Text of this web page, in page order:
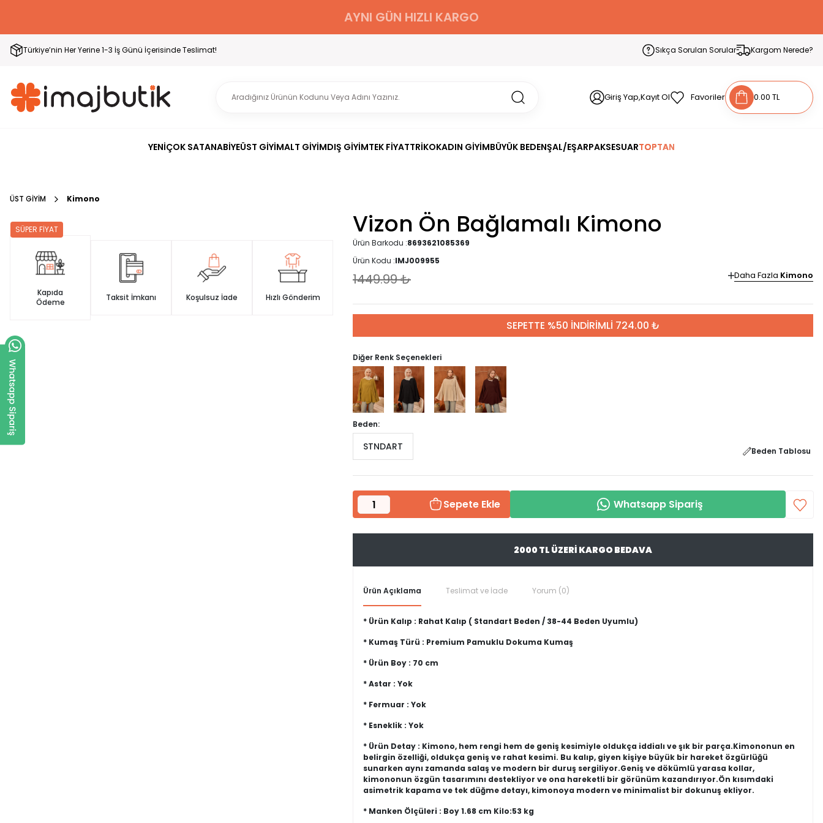
AYNI GÜN HIZLI KARGO
Türkiye’nin Her Yerine 1-3 İş Günü İçerisinde Teslimat! Sıkça Sorulan Sorular Kargom Nerede?
Giriş Yap,Kayıt Ol Favoriler 0.00 TL
YENİÇOK SATANABİYEÜST GİYİMALT GİYİMDIŞ GİYİMTEK FİYATTRİKOKADIN GİYİMBÜYÜK BEDENŞAL/EŞARPAKSESUARTOPTAN
ÜST GİYİM Kimono
SÜPER FİYAT
Kapıda
Ödeme
Taksit İmkanı Koşulsuz İade Hızlı Gönderim
Vizon Ön Bağlamalı Kimono
Ürün Barkodu :8693621085369
Ürün Kodu :IMJ009955
1449.99₺ Daha Fazla Kimono
SEPETTE %50 İNDİRİMLİ 724.00 ₺
Diğer Renk Seçenekleri
Beden:
STNDART Beden Tablosu
Sepete Ekle Whatsapp Sipariş
2000 TL ÜZERİ KARGO BEDAVA
Ürün Açıklama Teslimat ve İade Yorum (0)
* Ürün Kalıp : Rahat Kalıp ( Standart Beden / 38-44 Beden Uyumlu)
* Kumaş Türü : Premium Pamuklu Dokuma Kumaş
* Ürün Boy : 70 cm
* Astar : Yok
* Fermuar : Yok
* Esneklik : Yok
* Ürün Detay : Kimono, hem rengi hem de geniş kesimiyle oldukça iddialı ve şık bir parça.Kimononun en
belirgin özelliği, oldukça geniş ve rahat kesimi. Bu kalıp, giyen kişiye büyük bir hareket özgürlüğü
sunarken aynı zamanda salaş ve modern bir duruş sergiliyor.Geniş ve dökümlü yarasa kollar,
kimononun özgün tasarımını destekliyor ve ona hareketli bir görünüm kazandırıyor.Ön kısımdaki
asimetrik kapama ve tek düğme detayı, kimonoya modern ve minimalist bir dokunuş ekliyor.
* Manken Ölçüleri : Boy 1.68 cm Kilo:53 kg